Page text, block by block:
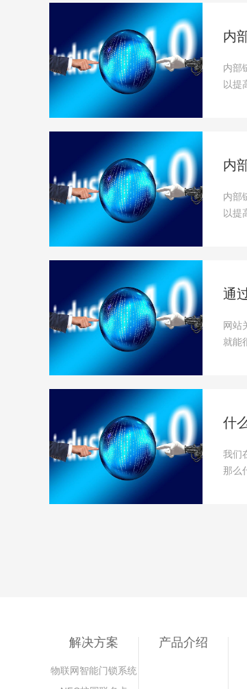
内
内部
以提
内
内部
以提
通
网站
就能
什
我们
那么
解决方案
物联网智能门锁系统
产品介绍